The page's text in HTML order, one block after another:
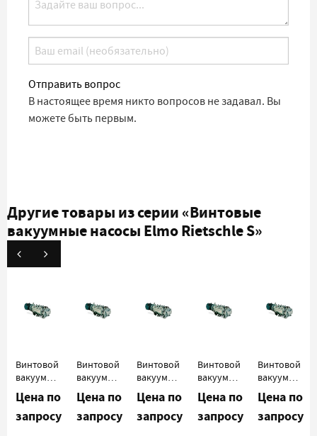
Отправить вопрос
В настоящее время никто вопросов не задавал. Вы
можете быть первым.
Другие товары из серии«Винтовые
вакуумные насосы Elmo Rietschle S»
Винтовой
вакуумный
Elmo
Rietschle
Цена по
запросу
Винтовой
вакуумный
Elmo
Rietschle
Цена по
запросу
Винтовой
вакуумный
Elmo
Rietschle
Цена по
запросу
Винтовой
вакуумный
Elmo
Rietschle
Цена по
запросу
Винтовой
вакуумный
Elmo
Rietschle
Цена по
запросу